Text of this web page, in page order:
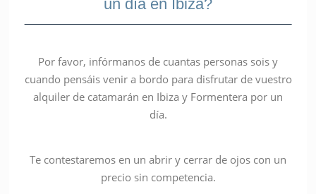
un día en Ibiza?
Por favor, infórmanos de cuantas personas sois y
cuando pensáis venir a bordo para disfrutar de vuestro
alquiler de catamarán en Ibiza y Formentera por un
día.
Te contestaremos en un abrir y cerrar de ojos con un
precio sin competencia.